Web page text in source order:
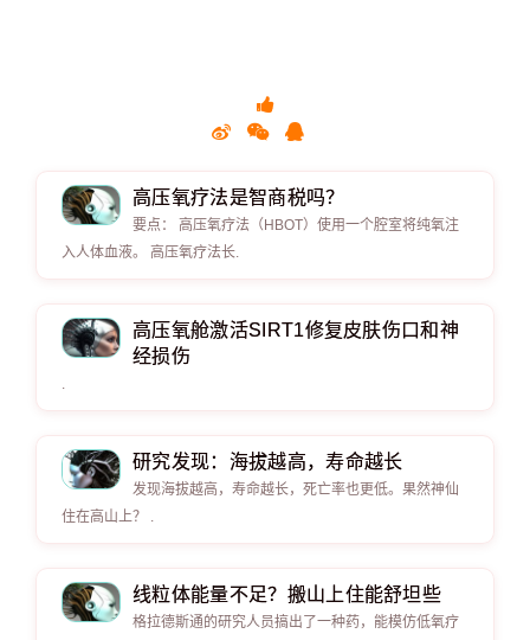
高压氧疗法是智商税吗？
要点： 高压氧疗法（HBOT）使用一个腔室将纯氧注
入人体血液。 高压氧疗法长.
高压氧舱激活SIRT1修复皮肤伤口和神
经损伤
.
研究发现：海拔越高，寿命越长
发现海拔越高，寿命越长，死亡率也更低。果然神仙
住在高山上？ .
线粒体能量不足？搬山上住能舒坦些
格拉德斯通的研究人员搞出了一种药，能模仿低氧疗